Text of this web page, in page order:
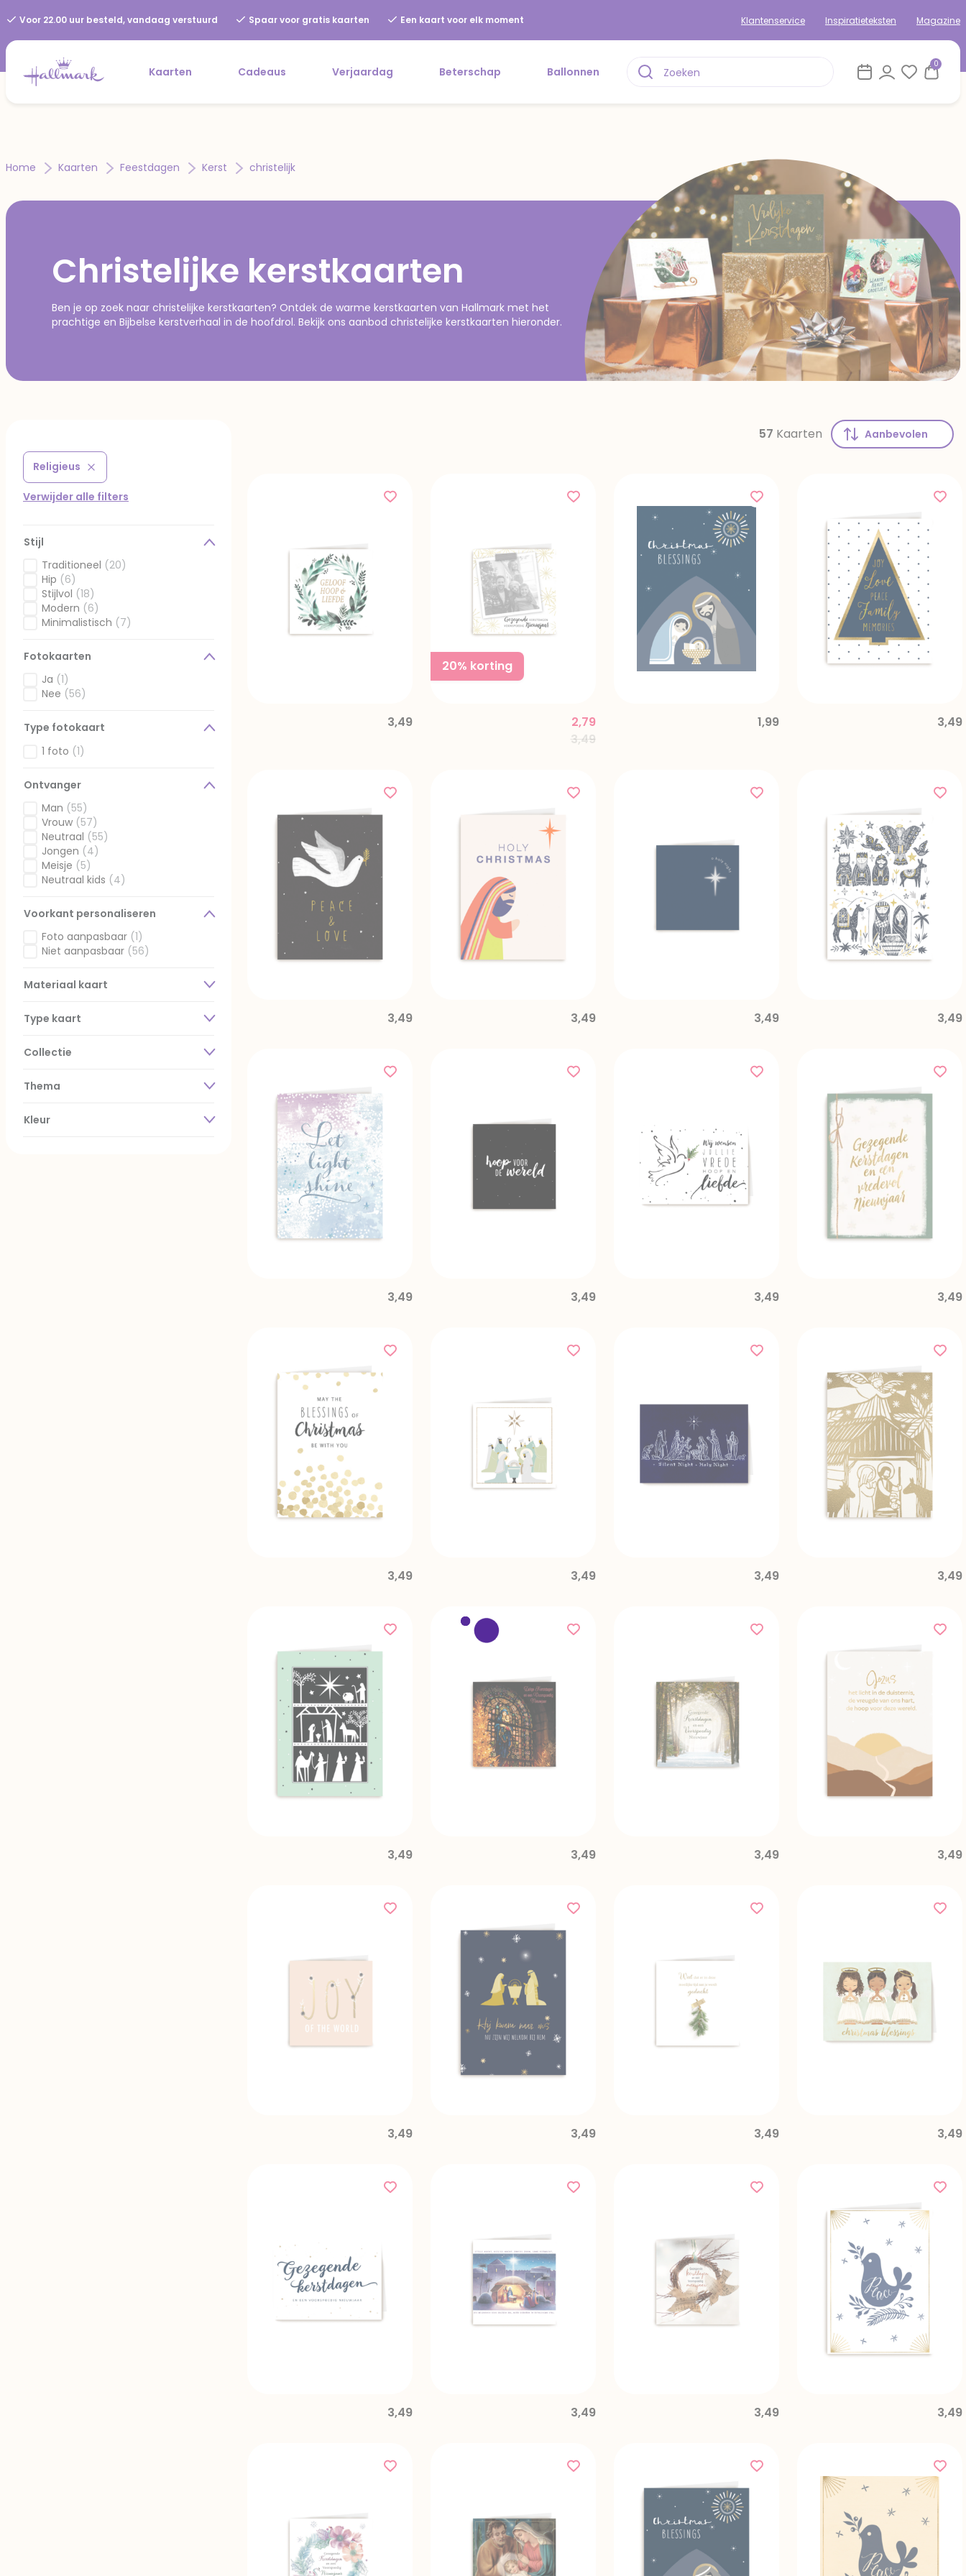
Voor 22.00 uur besteld, vandaag verstuurd Spaar voor gratis kaarten Een kaart voor elk moment Klantenservice Inspiratieteksten Magazine
Kaarten Cadeaus Verjaardag Beterschap Ballonnen
0
Home Kaarten Feestdagen Kerst christelijk
Christelijke kerstkaarten
Ben je op zoek naar christelijke kerstkaarten? Ontdek de warme kerstkaarten van Hallmark met het
prachtige en Bijbelse kerstverhaal in de hoofdrol. Bekijk ons aanbod christelijke kerstkaarten hieronder.
Religieus
Verwijder filter Gefilterd op Thema: Religieus
Verwijder alle filters
Stijl
Traditioneel (20)
Gefilterd op Stijl: Traditioneel
Hip (6)
Gefilterd op Stijl: Hip
Stijlvol (18)
Gefilterd op Stijl: Stijlvol
Modern (6)
Gefilterd op Stijl: Modern
Minimalistisch (7)
Fotokaarten
Ja (1)
Gefilterd op Fotokaarten: Ja
Nee (56)
Type fotokaart
1 foto (1)
Ontvanger
Man (55)
Gefilterd op Ontvanger: Man
Vrouw (57)
Gefilterd op Ontvanger: Vrouw
Neutraal (55)
Gefilterd op Ontvanger: Neutraal
Jongen (4)
Gefilterd op Ontvanger: Jongen
Meisje (5)
Gefilterd op Ontvanger: Meisje
Neutraal kids (4)
Voorkant personaliseren
Foto aanpasbaar (1)
Gefilterd op Voorkant personaliseren: Foto aanpasbaar
Niet aanpasbaar (56)
Gefilterd op Voorkant personaliseren: Niet aanpasbaar
Materiaal kaart
Type kaart
Collectie
Thema
Kleur
57 Kaarten
3,49
20% korting
Price reduced from
3,49to
2,79 1,99 3,49
3,49 3,49 3,49 3,49
3,49 3,49 3,49 3,49
3,49 3,49 3,49 3,49
3,49 3,49 3,49 3,49
3,49 3,49 3,49 3,49
3,49 3,49 3,49 3,49